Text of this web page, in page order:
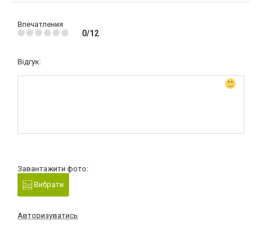
Впечатления
0/12
Відгук:
Завантажити фото:
Вибрати
Авторизуватись